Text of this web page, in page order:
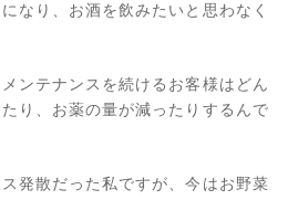
なり、お酒を飲みたいと思わなく
ンテナンスを続けるお客様はどん
り、お薬の量が減ったりするんで
発散だった私ですが、今はお野菜